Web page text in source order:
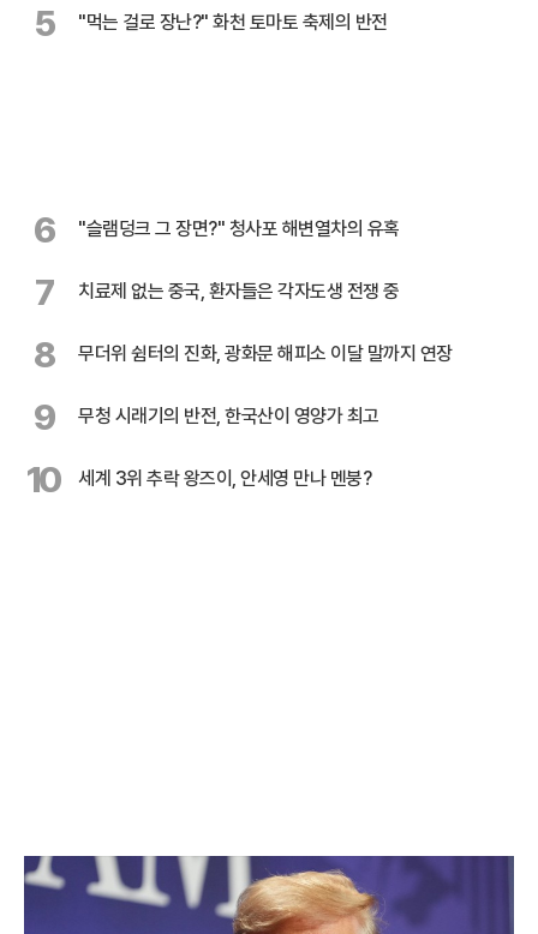
5 "먹는 걸로 장난?" 화천 토마토 축제의 반전
6 "슬램덩크 그 장면?" 청사포 해변열차의 유혹
7 치료제 없는 중국, 환자들은 각자도생 전쟁 중
8 무더위 쉼터의 진화, 광화문 해피소 이달 말까지 연장
9 무청 시래기의 반전, 한국산이 영양가 최고
10 세계 3위 추락 왕즈이, 안세영 만나 멘붕?